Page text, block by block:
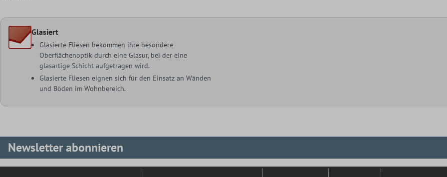
Glasiert
Glasierte Fliesen bekommen ihre besondere
Oberflächenoptik durch eine Glasur, bei der eine
glasartige Schicht aufgetragen wird.
Glasierte Fliesen eignen sich für den Einsatz an Wänden
und Böden im Wohnbereich.
Newsletter abonnieren